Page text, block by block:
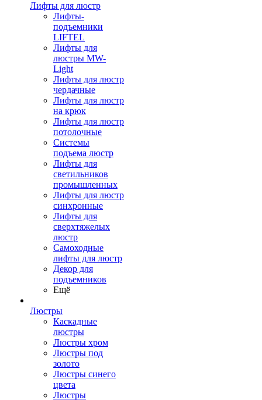
Лифты для люстр
Лифты-
подъемники
LIFTEL
Лифты для
люстры MW-
Light
Лифты для люстр
чердачные
Лифты для люстр
на крюк
Лифты для люстр
потолочные
Системы
подъема люстр
Лифты для
светильников
промышленных
Лифты для люстр
синхронные
Лифты для
сверхтяжелых
люстр
Самоходные
лифты для люстр
Декор для
подъемников
Ещё
Люстры
Каскадные
люстры
Люстры хром
Люстры под
золото
Люстры синего
цвета
Люстры